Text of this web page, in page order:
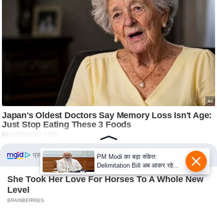
h
a
c
u
a
v
प्रमोटेड कंटेंट
She Took Her Love For Horses To A Whole New
Level
BRAINBERRIES
PM Modi का बड़ा संकेत:
Delimitation Bill अब आकर रहेगा!
NDA के पास पूरा संख्या बल